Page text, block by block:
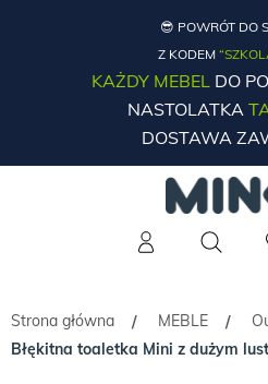
😎 POWRÓT DO
Z KODEM
KAŻDY MEBELDO
NASTOLATKA
DOSTAWA
Strona główna / MEBLE /
Błękitna toaletka Mini z dużym